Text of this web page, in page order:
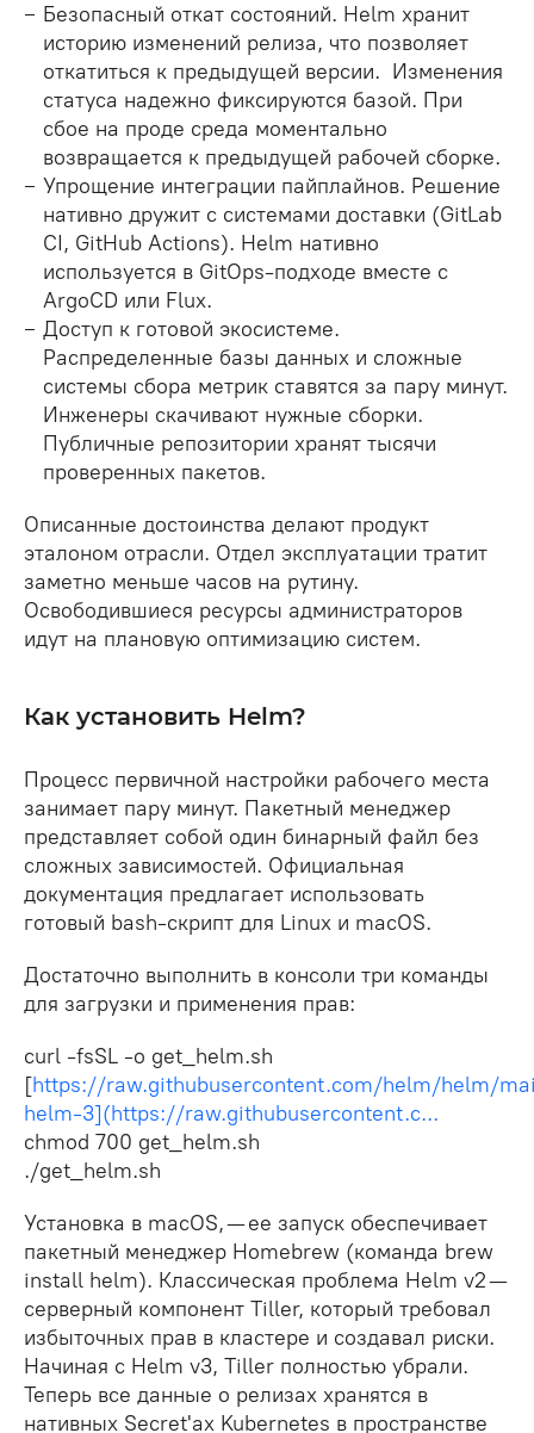
Безопасный откат состояний. Helm хранит
историю изменений релиза, что позволяет
откатиться к предыдущей версии. Изменения
статуса надежно фиксируются базой. При
сбое на проде среда моментально
возвращается к предыдущей рабочей сборке.
Упрощение интеграции пайплайнов. Решение
нативно дружит с системами доставки (GitLab
CI, GitHub Actions). Helm нативно
используется в GitOps-подходе вместе с
ArgoCD или Flux.
Доступ к готовой экосистеме.
Распределенные базы данных и сложные
системы сбора метрик ставятся за пару минут.
Инженеры скачивают нужные сборки.
Публичные репозитории хранят тысячи
проверенных пакетов.
Описанные достоинства делают продукт
эталоном отрасли. Отдел эксплуатации тратит
заметно меньше часов на рутину.
Освободившиеся ресурсы администраторов
идут на плановую оптимизацию систем.
Как установить Helm?
Процесс первичной настройки рабочего места
занимает пару минут. Пакетный менеджер
представляет собой один бинарный файл без
сложных зависимостей. Официальная
документация предлагает использовать
готовый bash-скрипт для Linux и macOS.
Достаточно выполнить в консоли три команды
для загрузки и применения прав:
curl -fsSL -o get_helm.sh
[https://raw.githubusercontent.com/helm/helm/
helm-3](https://raw.githubusercontent.c...
chmod 700 get_helm.sh
./get_helm.sh
Установка в macOS, — ее запуск обеспечивает
пакетный менеджер Homebrew (команда brew
install helm). Классическая проблема Helm v2 —
серверный компонент Tiller, который требовал
избыточных прав в кластере и создавал риски.
Начиная с Helm v3, Tiller полностью убрали.
Теперь все данные о релизах хранятся в
нативных Secret'ах Kubernetes в пространстве